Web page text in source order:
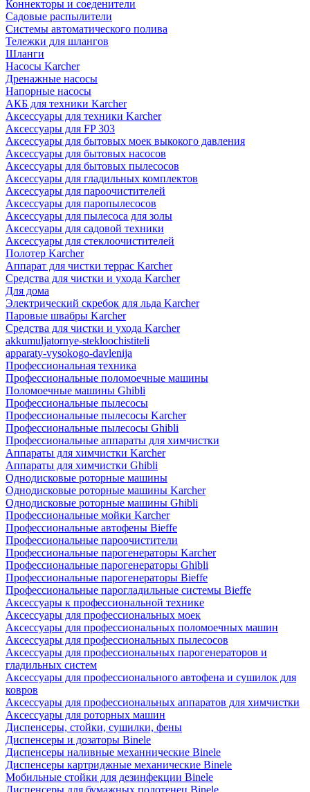
Коннекторы и соеденители
Садовые распылители
Системы автоматического полива
Тележки для шлангов
Шланги
Насосы Karcher
Дренажные насосы
Напорные насосы
АКБ для техники Karcher
Аксессуары для техники Karcher
Аксессуары для FP 303
Аксессуары для бытовых моек выкокого давления
Аксессуары для бытовых насосов
Аксессуары для бытовых пылесосов
Аксессуары для гладильных комплектов
Аксессуары для пароочистителей
Аксессуары для паропылесосов
Аксессуары для пылесоса для золы
Аксессуары для садовой техники
Аксессуары для стеклоочистителей
Полотер Karcher
Аппарат для чистки террас Karcher
Средства для чистки и ухода Karcher
Для дома
Электрический скребок для льда Karcher
Паровые швабры Karcher
Средства для чистки и ухода Karcher
akkumuljatornye-stekloochistiteli
apparaty-vysokogo-davlenija
Профессиональная техника
Профессиональные поломоечные машины
Поломоечные машины Ghibli
Профессиональные пылесосы
Профессиональные пылесосы Karcher
Профессиональные пылесосы Ghibli
Профессиональные аппараты для химчистки
Аппараты для химчистки Karcher
Аппараты для химчистки Ghibli
Однодисковые роторные машины
Однодисковые роторные машины Karcher
Однодисковые роторные машины Ghibli
Профессиональные мойки Karcher
Профессиональные автофены Bieffe
Профессиональные пароочистители
Профессиональные парогенераторы Karcher
Профессиональные парогенераторы Ghibli
Профессиональные парогенераторы Bieffe
Профессиональные парогладильные системы Bieffe
Аксессуары к профессиональной технике
Аксессуары для профессиональных моек
Аксессуары для профессиональных поломоечных машин
Аксессуары для профессиональных пылесосов
Аксессуары для профессиональных парогенераторов и
гладильных систем
Аксессуары для профессионального автофена и сушилок для
ковров
Аксессуары для профессиональных аппаратов для химчистки
Аксессуары для роторных машин
Диспенсеры, стойки, сушилки, фены
Диспенсеры и дозаторы Binele
Диспенсеры наливные механнические Binele
Диспенсеры картриджные механические Binele
Мобильные стойки для дезинфекции Binele
Диспенсеры для бумажных полотенец Binele